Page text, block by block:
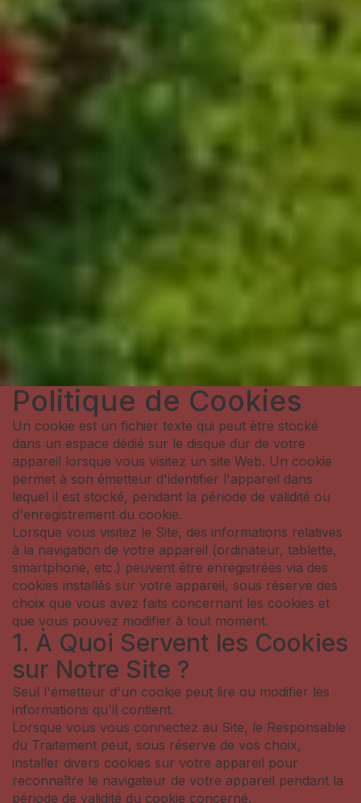
Politique de Cookies
Un cookie est un fichier texte qui peut être stocké
dans un espace dédié sur le disque dur de votre
appareil lorsque vous visitez un site Web. Un cookie
permet à son émetteur d'identifier l'appareil dans
lequel il est stocké, pendant la période de validité ou
d'enregistrement du cookie.
Lorsque vous visitez le Site, des informations relatives
à la navigation de votre appareil (ordinateur, tablette,
smartphone, etc.) peuvent être enregistrées via des
cookies installés sur votre appareil, sous réserve des
choix que vous avez faits concernant les cookies et
que vous pouvez modifier à tout moment.
1. À Quoi Servent les Cookies
sur Notre Site ?
Seul l'émetteur d'un cookie peut lire ou modifier les
informations qu'il contient.
Lorsque vous vous connectez au Site, le Responsable
du Traitement peut, sous réserve de vos choix,
installer divers cookies sur votre appareil pour
reconnaître le navigateur de votre appareil pendant la
période de validité du cookie concerné.